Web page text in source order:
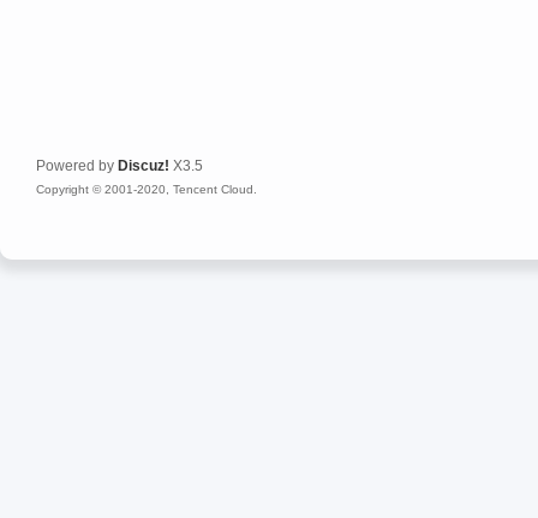
Powered by Discuz! X3.5
Copyright © 2001-2020, Tencent Cloud.